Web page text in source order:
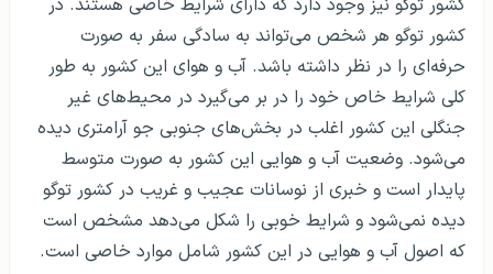
کشور توگو نیز وجود دارد که دارای شرایط خاصی هستند. در
کشور توگو هر شخص می‌تواند به سادگی سفر به صورت
حرفه‌ای را در نظر داشته باشد. آب و هوای این کشور به طور
کلی شرایط خاص خود را در بر می‌گیرد در محیط‌های غیر
جنگلی این کشور اغلب در بخش‌های جنوبی جو آرامتری دیده
می‌شود. وضعیت آب و هوایی این کشور به صورت متوسط
پایدار است و خبری از نوسانات عجیب و غریب در کشور توگو
دیده نمی‌شود و شرایط خوبی را شکل می‌دهد مشخص است
که اصول آب و هوایی در این کشور شامل موارد خاصی است.